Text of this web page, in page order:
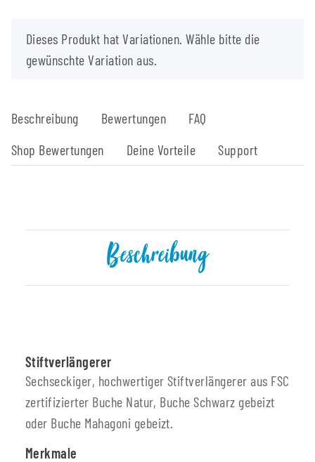
x
Dieses Produkt hat Variationen. Wähle bitte die
gewünschte Variation aus.
Beschreibung Bewertungen
FAQ
Shop Bewertungen
Deine Vorteile Support
Beschreibung
Stiftverlängerer
Sechseckiger, hochwertiger Stiftverlängerer aus FSC
zertifizierter Buche Natur, Buche Schwarz gebeizt
oder Buche Mahagoni gebeizt.
Merkmale